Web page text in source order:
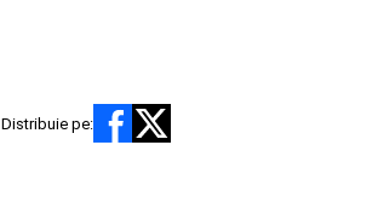
Distribuie pe: